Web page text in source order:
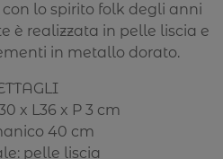
lo spirito folk degli anni
è realizzata in pelle liscia e
in metallo dorato.
x L36 x P 3 cm
40 cm
pelle liscia